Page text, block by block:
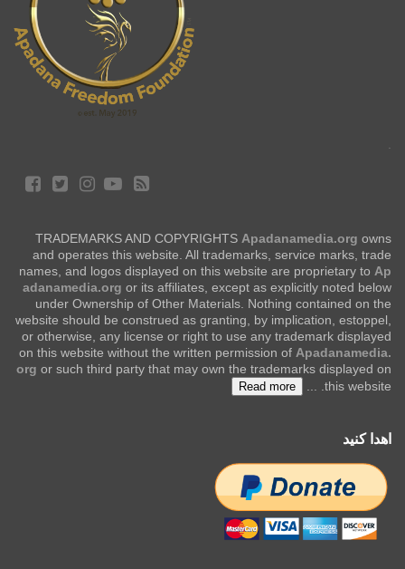
TRADEMARKS AND COPYRIGHTS Apadanamedia.org owns
and operates this website. All trademarks, service marks, trade
names, and logos displayed on this website are proprietary to Ap
adanamedia.org or its affiliates, except as explicitly noted below
under Ownership of Other Materials. Nothing contained on the
website should be construed as granting, by implication, estoppel,
or otherwise, any license or right to use any trademark displayed
on this website without the written permission of Apadanamedia.
org or such third party that may own the trademarks displayed on
this website.
Read more
اهدا کنید